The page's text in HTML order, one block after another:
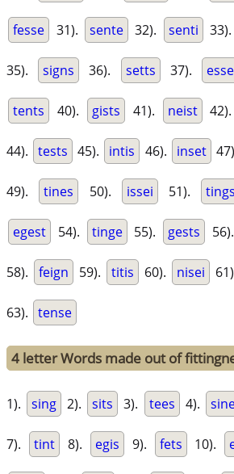
fesse 31). sente 32). senti 33).
35). signs 36). setts 37).
tents 40). gists 41). neist 42).
44). tests 45). intis 46). inset
49). tines 50). issei 51). tings
egest 54). tinge 55). gests 56).
58). feign 59). titis 60). nisei
63). tense
4 letter Words made out of
1). sing 2). sits 3). tees 4).
7). tint 8). egis 9). fets 10).